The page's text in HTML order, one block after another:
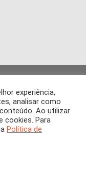
exclusivamente a
do conteúdo (imagens
experiência,
analisar como
Ao utilizar
cookies. Para
Política de